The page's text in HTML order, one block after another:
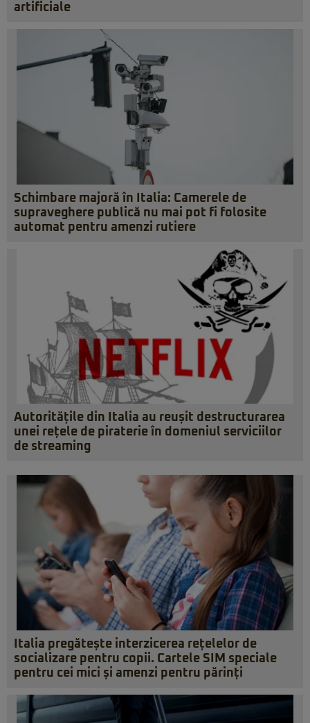
artificiale
Schimbare majoră în Italia: Camerele de
supraveghere publică nu mai pot fi folosite
automat pentru amenzi rutiere
Autoritățile din Italia au reușit destructurarea
unei rețele de piraterie în domeniul serviciilor
de streaming
Italia pregătește interzicerea rețelelor de
socializare pentru copii. Cartele SIM speciale
pentru cei mici și amenzi pentru părinți